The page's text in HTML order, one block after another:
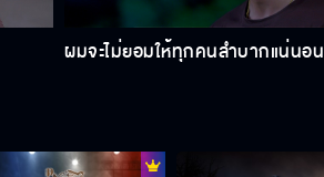
ผมจะไม่ยอมให้ทุกคนลำบากแน่นอน